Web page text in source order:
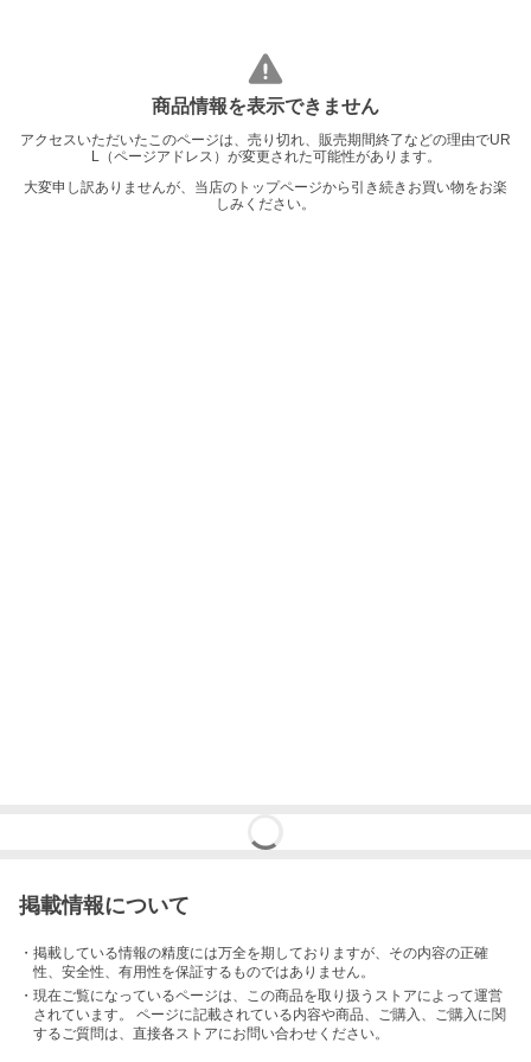
商品情報を表示できません
アクセスいただいたこのページは、売り切れ、販売期間終了などの理由でUR
L（ページアドレス）が変更された可能性があります。
大変申し訳ありませんが、当店のトップページから引き続きお買い物をお楽
しみください。
掲載情報について
・掲載している情報の精度には万全を期しておりますが、その内容の正確
性、安全性、有用性を保証するものではありません。
・現在ご覧になっているページは、この商品を取り扱うストアによって運営
されています。 ページに記載されている内容や商品、ご購入 、ご購入に関
するご質問は、直接各ストアにお問い合わせください。